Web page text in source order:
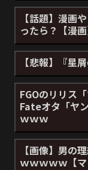
【話題】漫画
ったら？【漫画
【悲報】『星
FGOのリリス
Fateオタ「ヤ
ｗｗｗ
【画像】男の
ｗｗｗｗｗ【マ